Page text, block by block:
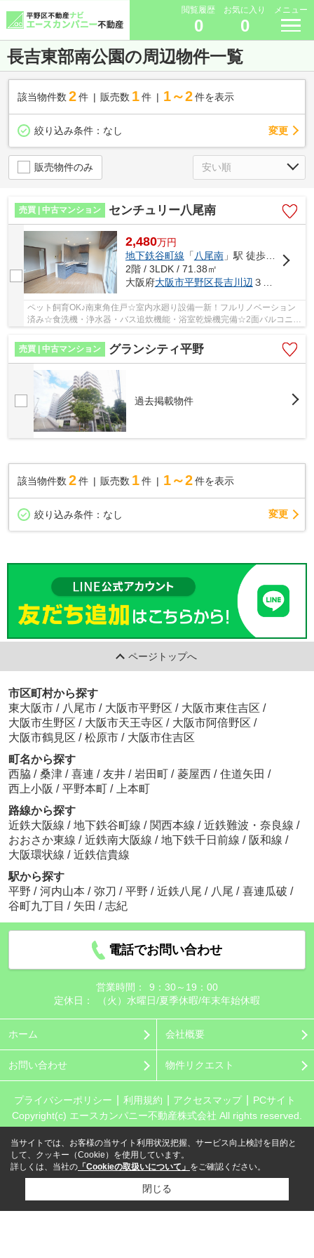
閲覧履歴
0
お気に入り
0
メニュー
長吉東部南公園の周辺物件一覧
該当物件数 2件 販売数 1 件 1～2 件を表示
絞り込み条件： なし 変更
販売物件のみ
売買 | 中古マンション センチュリー八尾南
2,480万円
地下鉄谷町線 「八尾南」駅 徒歩4分
2階 / 3LDK / 71.38㎡
大阪府大阪市平野区長吉川辺 ３丁目
ペット飼育OK♪南東角住戸☆室内水廻り設備一新！フルリノベーション
済み☆食洗機・浄水器・バス追炊機能・浴室乾燥機完備☆2面バルコニー
売買 | 中古マンション
グランシティ平野
過去掲載物件
該当物件数 2件 販売数 1 件 1～2 件を表示
絞り込み条件： なし 変更
ページトップへ
市区町村から探す
東大阪市 / 八尾市 / 大阪市平野区 / 大阪市東住吉区 /
大阪市生野区 / 大阪市天王寺区 / 大阪市阿倍野区 /
大阪市鶴見区 / 松原市 / 大阪市住吉区
町名から探す
西脇 / 桑津 / 喜連 / 友井 / 岩田町 / 菱屋西 / 住道矢田 /
西上小阪 / 平野本町 /
上本町
路線から探す
近鉄大阪線 / 地下鉄谷町線 / 関西本線 / 近鉄難波・奈良線 /
おおさか東線 / 近鉄南大阪線 / 地下鉄千日前線 / 阪和線 /
大阪環状線 / 近鉄信貴線
駅から探す
平野 / 河内山本 / 弥刀 / 平野 / 近鉄八尾 / 八尾 / 喜連瓜破 /
谷町九丁目 / 矢田 / 志紀
電話でお問い合わせ
営業時間：
9：30～19：00
定休日：
（火）水曜日/夏季休暇/年末年始休暇
ホーム 会社概要
お問い合わせ 物件リクエスト
プライバシーポリシー 利用規約 アクセスマップ
PCサイト
Copyright(c) エースカンパニー不動産株式会社 All rights reserved.
当サイトでは、お客様の当サイト利用状況把握、サービス向上検討を目的と
して、クッキー（Cookie）を使用しています。
詳しくは、当社の 「Cookieの取扱いについて」 をご確認ください。
閉じる